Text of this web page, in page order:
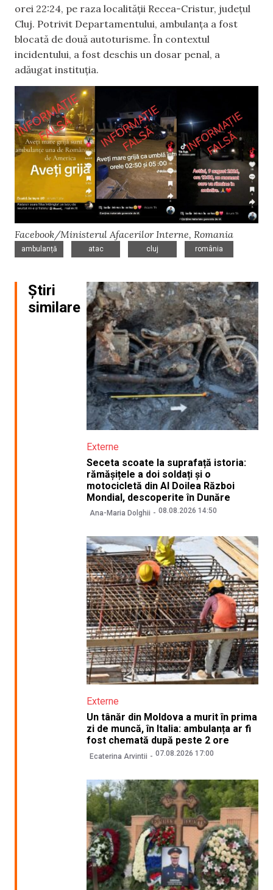
orei 22:24, pe raza localității Recea-Cristur, județul
Cluj. Potrivit Departamentului, ambulanța a fost
blocată de două autoturisme. În contextul
incidentului, a fost deschis un dosar penal, a
adăugat instituția.
Facebook/Ministerul Afacerilor Interne, Romania
ambulanță
,
atac
,
cluj
,
românia
Știri
similare
Externe
Seceta scoate la suprafață istoria:
rămășițele a doi soldați și o
motocicletă din Al Doilea Război
Mondial, descoperite în Dunăre
Ana-Maria Dolghii 08.08.2026 14:50
Externe
Un tânăr din Moldova a murit în prima
zi de muncă, în Italia: ambulanța ar fi
fost chemată după peste 2 ore
Ecaterina Arvintii 07.08.2026 17:00